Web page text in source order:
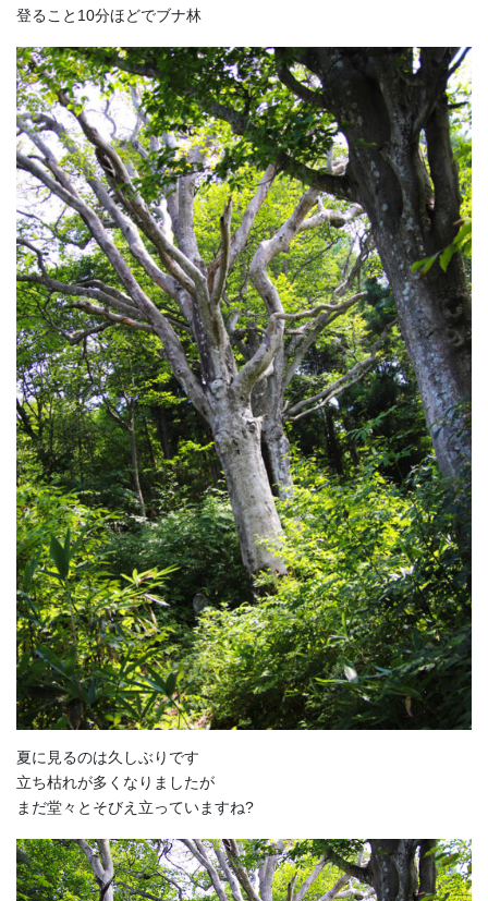
登ること10分ほどでブナ林
夏に見るのは久しぶりです
立ち枯れが多くなりましたが
まだ堂々とそびえ立っていますね?